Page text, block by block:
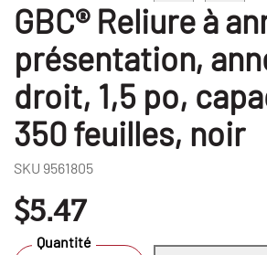
GBC® Reliure à
présentation,
droit, 1,5 po,
350 feuilles, noir
SKU 9561805
$5.47
Quantité